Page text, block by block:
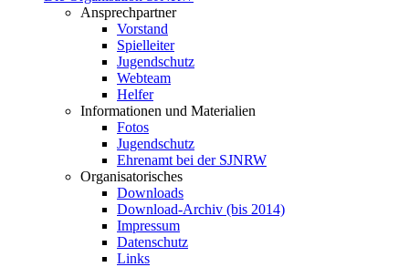
Ansprechpartner
Vorstand
Spielleiter
Jugendschutz
Webteam
Helfer
Informationen und Materialien
Fotos
Jugendschutz
Ehrenamt bei der SJNRW
Organisatorisches
Downloads
Download-Archiv (bis 2014)
Impressum
Datenschutz
Links